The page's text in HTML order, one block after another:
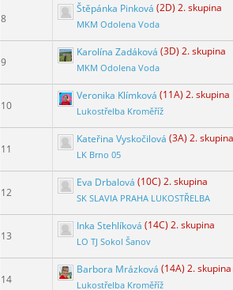
8
Štěpánka Pinková (2D) 2. skupina
MKM Odolena Voda
9
Karolína Zadáková (3D) 2. skupina
MKM Odolena Voda
10
Veronika Klímková (11A) 2. skupina
Lukostřelba Kroměříž
11
Kateřina Vyskočilová (3A) 2. skupina
LK Brno 05
12
Eva Drbalová (10C) 2. skupina
SK SLAVIA PRAHA LUKOSTŘELBA
13
Inka Stehlíková (14C) 2. skupina
LO TJ Sokol Šanov
14
Barbora Mrázková (14A) 2. skupina
Lukostřelba Kroměříž